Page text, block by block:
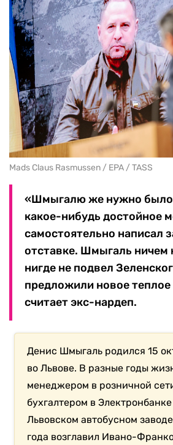
Mads Claus Rasmussen / EPA / TASS
«Шмыгалю же нужно было
какое-нибудь достойное
самостоятельно написал
отставке. Шмыгаль ничем
нигде не подвел
предложили новое
считает экс-нардеп.
Денис Шмыгаль родился 15
во Львове. В разные годы
менеджером в розничной
бухгалтером в
Львовском автобусном
года возглавил Ивано-